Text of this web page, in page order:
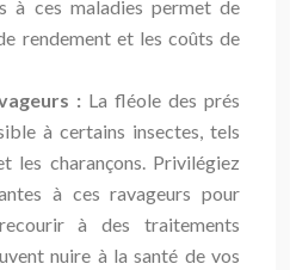
à ces maladies permet de
rendement et les coûts de
: La fléole des prés
à certains insectes, tels
les charançons. Privilégiez
à ces ravageurs pour
à des traitements
nuire à la santé de vos